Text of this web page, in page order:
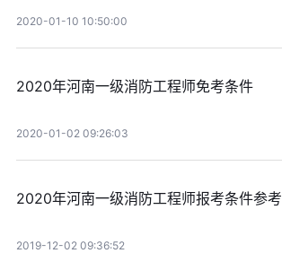
2020-01-10 10:50:00
2020年河南一级消防工程师免考条件
2020-01-02 09:26:03
2020年河南一级消防工程师报考条件参考
2019-12-02 09:36:52